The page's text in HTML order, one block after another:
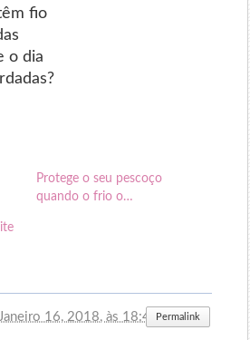
fio
o dia
Protege o seu pescoço
quando o frio o…
Janeiro 16, 2018, às 18:42Permalink